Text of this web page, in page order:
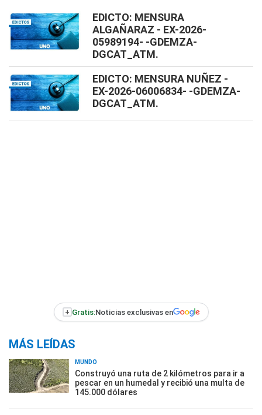
EDICTO: MENSURA
ALGAÑARAZ - EX-2026-
05989194- -GDEMZA-
DGCAT_ATM.
EDICTO: MENSURA NUÑEZ -
EX-2026-06006834- -GDEMZA-
DGCAT_ATM.
+ Gratis:Noticias exclusivas en
MÁS LEÍDAS
MUNDO
Construyó una ruta de 2 kilómetros para ir a
pescar en un humedal y recibió una multa de
145.000 dólares